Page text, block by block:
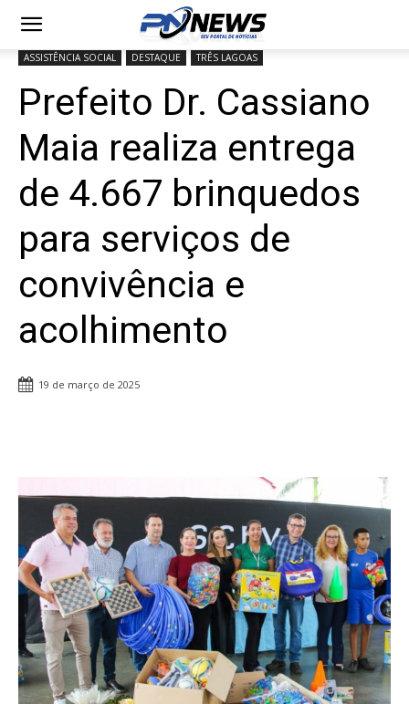
ASSISTÊNCIA SOCIAL DESTAQUE TRÊS LAGOAS
Prefeito Dr. Cassiano
Maia realiza entrega
de 4.667 brinquedos
para serviços de
convivência e
acolhimento
19 de março de 2025